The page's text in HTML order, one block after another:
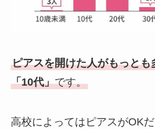
ピアスを開けた人がもっとも
「10代」です。
高校によってはピアスがOK